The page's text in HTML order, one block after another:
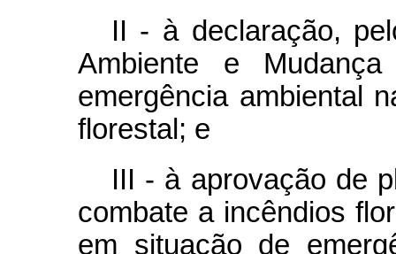
II - à declaração,
Ambiente e
emergência ambiental
florestal; e
III - à aprovação de
combate a incêndios
em situação de